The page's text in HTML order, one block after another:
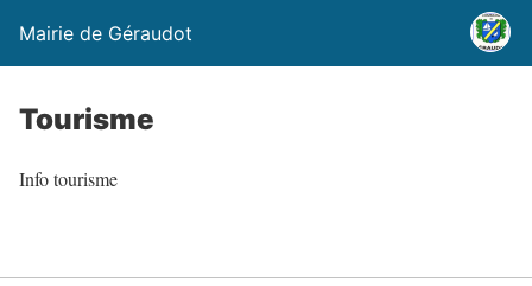
Mairie de Géraudot
Tourisme
Info tourisme